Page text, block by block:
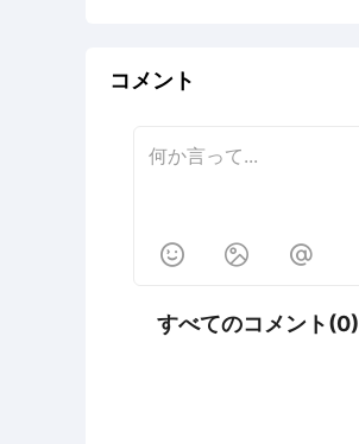
コメント
  
すべてのコメント(0)